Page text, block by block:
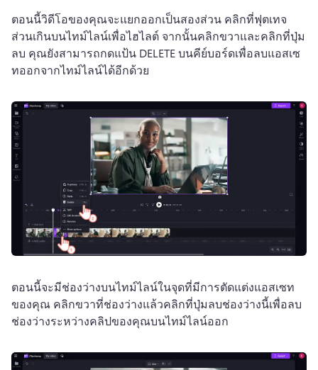
ตอนนี้วิดีโอของคุณจะแยกออกเป็นสองส่วน คลิกที่ฟุตเทจ
ส่วนเกินบนไทม์ไลน์เพื่อไฮไลต์ จากนั้นคลิกขวาและคลิกที่ปุ่ม
ลบ คุณยังสามารถกดแป้น DELETE บนคีย์บอร์ดเพื่อลบแอสเซ
ทออกจากไทม์ไลน์ได้อีกด้วย
ตอนนี้จะมีช่องว่างบนไทม์ไลน์ในจุดที่มีการตัดแต่งแอสเซท
ของคุณ คลิกขวาที่ช่องว่างแล้วคลิกที่ปุ่มลบช่องว่างนี้เพื่อลบ
ช่องว่างระหว่างคลิปของคุณบนไทม์ไลน์ออก